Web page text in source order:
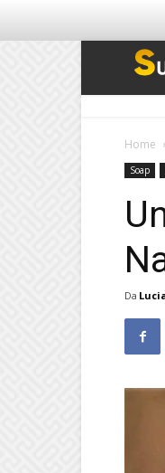
Home
Soap
Da